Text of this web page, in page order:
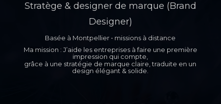
Stratège & designer de marque (Brand
Designer)
Basée à Montpellier • missions à distance
Ma mission : J’aide les entreprises à faire une première
impression qui compte,
grâce à une stratégie de marque claire, traduite en un
design élégant & solide.